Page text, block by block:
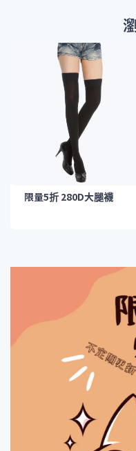
此產品較緊，穿著難
襪子下水浸泡晾乾
第一次購買請依照
斟酌減一個尺寸購買。
限量5折 280D大腿襪